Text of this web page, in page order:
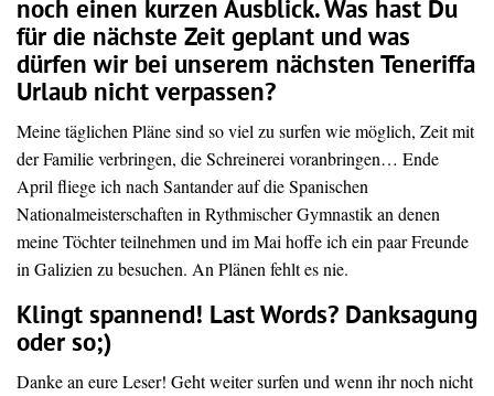
noch einen kurzen Ausblick. Was hast Du
für die nächste Zeit geplant und was
dürfen wir bei unserem nächsten Teneriffa
Urlaub nicht verpassen?
Meine täglichen Pläne sind so viel zu surfen wie möglich, Zeit mit
der Familie verbringen, die Schreinerei voranbringen… Ende
April fliege ich nach Santander auf die Spanischen
Nationalmeisterschaften in Rythmischer Gymnastik an denen
meine Töchter teilnehmen und im Mai hoffe ich ein paar Freunde
in Galizien zu besuchen. An Plänen fehlt es nie.
Klingt spannend! Last Words? Danksagung
oder so;)
Danke an eure Leser! Geht weiter surfen und wenn ihr noch nicht